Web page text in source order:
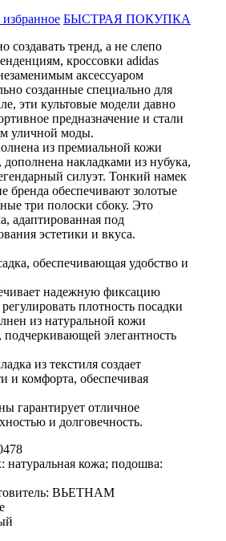
БЫСТРАЯ ПОКУПКА
создавать тренд, а не слепо
кроссовки adidas
аксессуаром
созданные специально для
эти культовые модели давно
предназначение и стали
уличной моды.
из премиальной кожи
дополнена накладками из нубука,
силуэт. Тонкий намек
бренда обеспечивают золотые
три полоски сбоку. Это
адаптированная под
эстетики и вкуса.
обеспечивающая удобство и
надежную фиксацию
плотность посадки
из натуральной кожи
подчеркивающей элегантность
из текстиля создает
и комфорта, обеспечивая
гарантирует отличное
и долговечность.
натуральная кожа; подошва:
ВЬЕТНАМ